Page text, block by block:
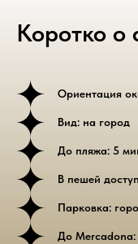
Коротко
Ориентация
Вид: на город
До пляжа: 5
В пешей
Парковка:
До